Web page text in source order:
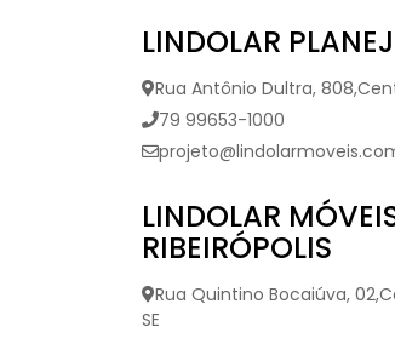
LINDOLAR
Rua Antônio Dultra,
79 99653-1000
LINDOLAR
RIBEIRÓPOLIS
Rua Quintino Bocaiúva,
SE